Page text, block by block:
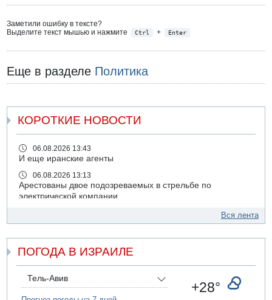
Заметили ошибку в тексте?
Выделите текст мышью и нажмите
Ctrl + Enter
Еще в разделе Политика
КОРОТКИЕ НОВОСТИ
06.08.2026 13:43
И еще иранские агенты
06.08.2026 13:13
Арестованы двое подозреваемых в стрельбе по
электрической компании
Возле Кирьят-Арбы пожар на местности
06.08.2026 12:06
США не будут давить на Израиль в вопросе Ливана
06.08.2026 11:41
Трое подростков ограбили сексшоп в Холоне
Вся лента
ПОГОДА В ИЗРАИЛЕ
Тель-Авив
+28°